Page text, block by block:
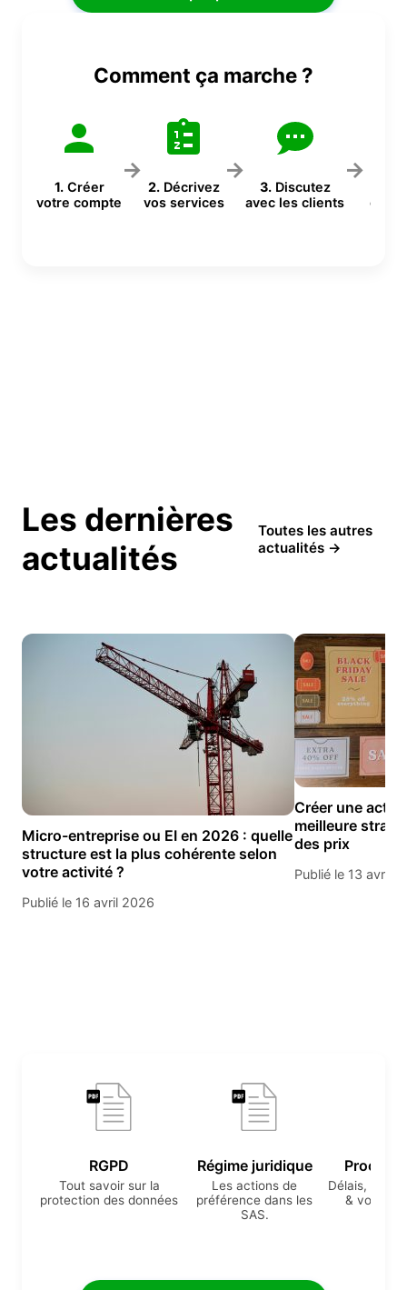
Comment ça marche ?
1.Créer
votre compte
→
2.Décrivez
vos services
→
3.Discutez
avec les clients
→
en
Les dernières
actualités
Toutes les autres
actualités →
Micro-entreprise ou EI en 2026 : quelle
structure est la plus cohérente selon
votre activité ?
Publié le 16 avril 2026
Créer une
meilleure
des prix
Publié le 13 avril
RGPD
Tout savoir sur la
protection des données
Régime juridique
Les actions de
préférence dans les
SAS.
Délais,
& voies